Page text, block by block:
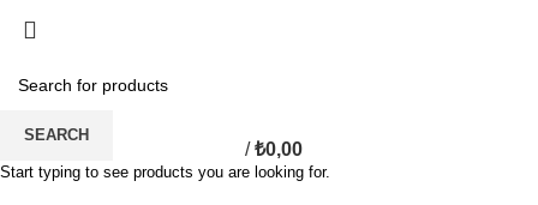
/ ₺0,00
SEARCH
Start typing to see products you are looking for.